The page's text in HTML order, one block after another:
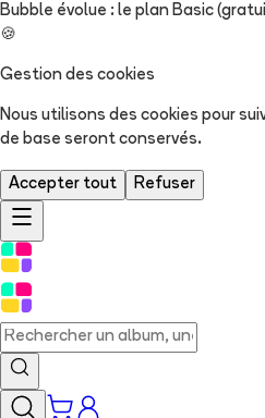
Bubble évolue : le plan Basic
🍪
Gestion des cookies
Nous utilisons des cookies pour
de base seront conservés.
Accepter tout Refuser